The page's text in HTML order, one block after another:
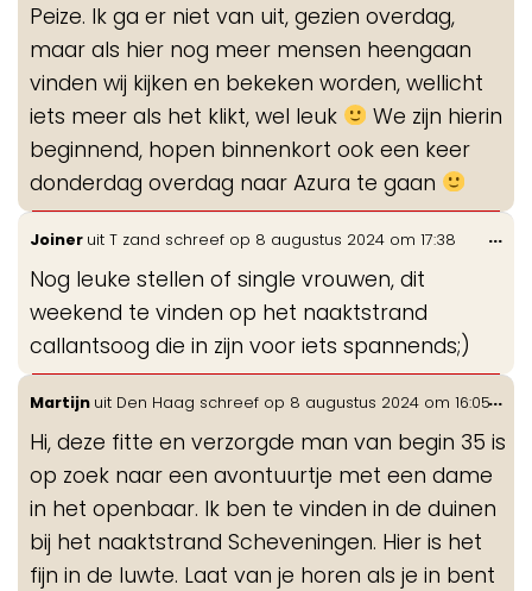
Peize. Ik ga er niet van uit, gezien overdag,
maar als hier nog meer mensen heengaan
vinden wij kijken en bekeken worden, wellicht
iets meer als het klikt, wel leuk
We zijn hierin
beginnend, hopen binnenkort ook een keer
donderdag overdag naar Azura te gaan
Joiner uit T zand schreef op 8 augustus 2024 om 17:38
Nog leuke stellen of single vrouwen, dit
weekend te vinden op het naaktstrand
callantsoog die in zijn voor iets spannends;)
...
Martijn uit Den Haag schreef op 8 augustus 2024 om 16:05
Hi, deze fitte en verzorgde man van begin 35 is
op zoek naar een avontuurtje met een dame
in het openbaar. Ik ben te vinden in de duinen
bij het naaktstrand Scheveningen. Hier is het
fijn in de luwte. Laat van je horen als je in bent
...